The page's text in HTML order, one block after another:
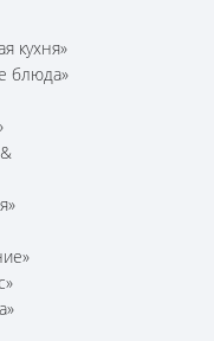
кухня»
блюда»